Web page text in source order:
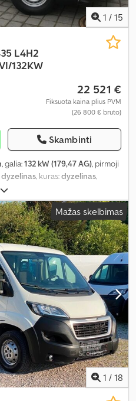
1 / 15
L4H2
132KW
22 521 €
Fiksuota kaina plius PVM
(26 800 € bruto)
Skambinti
, galia:132 kW (179,47 AG), pirmoji
dyzelinas, kuras:dyzelinas,
kitas
, sėdimų vietų skaičius:3, Įranga:
užraktas, elektroninė
kontrolė, navigacijos sistema,
stumdomos durys, suodžių
Mažas skelbimas
1 / 18